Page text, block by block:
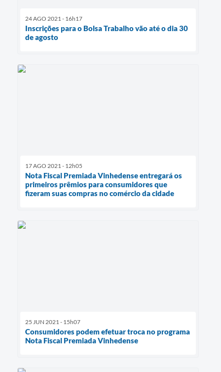
24 AGO 2021 - 16h17
Inscrições para o Bolsa Trabalho vão até o dia 30
de agosto
17 AGO 2021 - 12h05
Nota Fiscal Premiada Vinhedense entregará os
primeiros prêmios para consumidores que
fizeram suas compras no comércio da cidade
25 JUN 2021 - 15h07
Consumidores podem efetuar troca no programa
Nota Fiscal Premiada Vinhedense